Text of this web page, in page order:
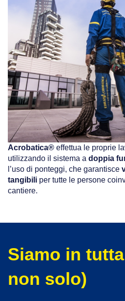
Acrobatica® effettua le proprie
utilizzando il sistema a doppia
l’uso di ponteggi, che garantisce
tangibili per tutte le persone
cantiere.
Siamo in
non solo)